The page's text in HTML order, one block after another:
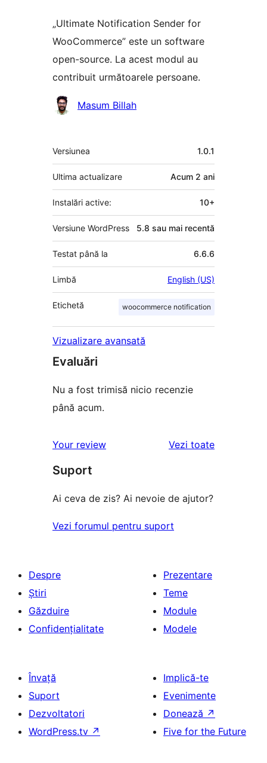
„Ultimate Notification Sender for
WooCommerce” este un software
open-source. La acest modul au
contribuit următoarele persoane.
Contributori
Masum Billah
Meta
Versiunea 1.0.1
Ultima actualizare Acum 2 ani
Instalări active: 10+
Versiune WordPress 5.8 sau mai recentă
Testat până la 6.6.6
Limbă English (US)
Etichetă woocommerce notification
Vizualizare avansată
Evaluări
Nu a fost trimisă nicio recenzie
până acum.
Your review Vezi toaterecenziile
Suport
Ai ceva de zis? Ai nevoie de ajutor?
Vezi forumul pentru suport
Despre
Știri
Găzduire
Confidențialitate
Prezentare
Teme
Module
Modele
Învață
Suport
Dezvoltatori
WordPress.tv ↗
Implică-te
Evenimente
Donează ↗
Five for the Future